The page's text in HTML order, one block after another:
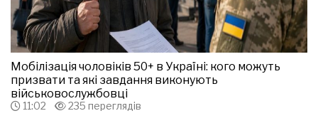
Мобілізація чоловіків 50+ в Україні: кого можуть
призвати та які завдання виконують
військовослужбовці
11:02 235 переглядів